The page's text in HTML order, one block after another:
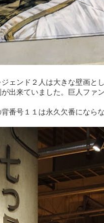
ジェンド２人は大きな壁画と
出来ていました。巨人ファ
番号１１は永久欠番になら